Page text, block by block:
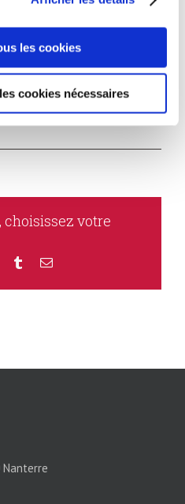
les cookies
cookies nécessaires
the latest technological
choisissez votre
WhatsApp
TumblrEmail
Nanterre